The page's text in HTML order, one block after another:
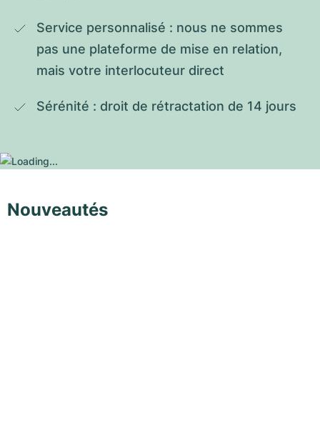
Service personnalisé : nous ne sommes
pas une plateforme de mise en relation,
mais votre interlocuteur direct
Sérénité : droit de rétractation de 14 jours
Nouveautés